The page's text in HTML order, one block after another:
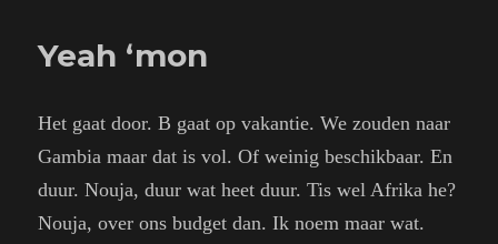
Yeah ‘mon
Het gaat door. B gaat op vakantie. We zouden naar
Gambia maar dat is vol. Of weinig beschikbaar. En
duur. Nouja, duur wat heet duur. Tis wel Afrika he?
Nouja, over ons budget dan. Ik noem maar wat.